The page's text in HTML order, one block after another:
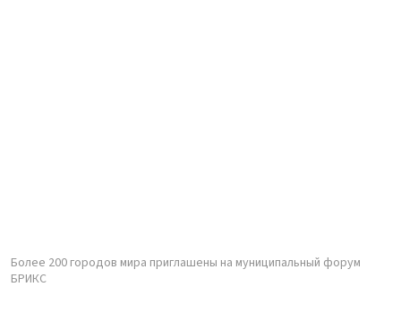
Более 200 городов мира приглашены на муниципальный форум
БРИКС